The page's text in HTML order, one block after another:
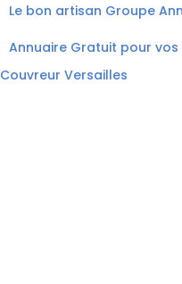
Le bon artisan Groupe
Annuaire Gratuit pour
Couvreur Versailles